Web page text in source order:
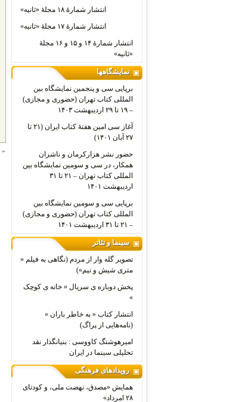
«
انتشار شمارۀ ۱۸ مجلۀ «ثانیه»
انتشار شمارۀ ۱۷ مجلۀ «ثانیه»
انتشار شمارۀ ۱۴ و ۱۵ و ۱۶ مجلۀ
«ثانیه»
نمایشگاهها
برپایی سی و پنجمین نمایشگاه بین
المللی کتاب تهران (حضوری و مجازی)
– ۱۹ تا ۲۹ اردیبهشت ۱۴۰۳
آغاز سی امین هفتۀ کتاب ایران (۲۱ تا
۲۷ آبان ۱۴۰۱)
حضور نشر هزارکرمان و ناشران
همکار، در سی و سومین نمایشگاه بین
المللی کتاب تهران – ۲۱ تا ۳۱
اردیبهشت ۱۴۰۱
برپایی سی و سومین نمایشگاه بین
المللی کتاب تهران (حضوری و مجازی)
– ۲۱ تا ۳۱ اردیبهشت ۱۴۰۱
سینما و تئاتر
تصویر گله وار از مردم (نگاهی به فیلم «
متری شیش و نیم»)
پخش دوباره ی سریال « خانه ی کوچک
»
انتشار کتاب « به خاطر باران »
(نامه‌هایی از پراگ)
امیرهوشنگ کاووسی : بنیانگذار نقد
تحلیلی سینما در ایران
رویدادهای فرهنگی
همایش «مصدق، نهضت ملی، و کودتای
۲۸ امرداد»